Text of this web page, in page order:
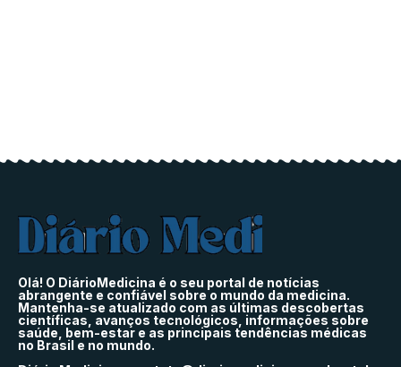
Olá! O DiárioMedicina é o seu portal de notícias
abrangente e confiável sobre o mundo da medicina.
Mantenha-se atualizado com as últimas descobertas
científicas, avanços tecnológicos, informações sobre
saúde, bem-estar e as principais tendências médicas
no Brasil e no mundo.